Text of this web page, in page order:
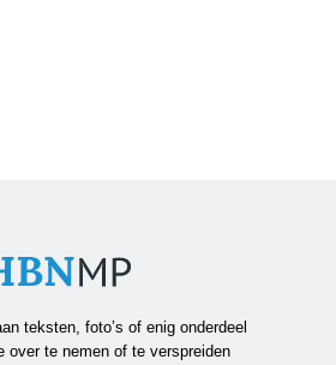
teksten, foto’s of enig onderdeel
over te nemen of te verspreiden